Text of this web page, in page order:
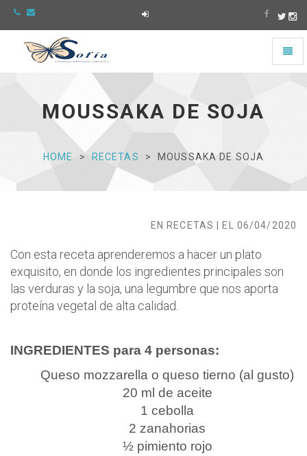
página
MOUSSAKA DE SOJA
HOME RECETAS MOUSSAKA DE SOJA
EN RECETAS | EL 06/04/2020
Con esta receta aprenderemos a hacer un plato
exquisito, en donde los ingredientes principales son
las verduras y la soja, una legumbre que nos aporta
proteína vegetal de alta calidad.
INGREDIENTES para 4 personas:
Queso mozzarella o queso tierno (al gusto)
20 ml de aceite
1 cebolla
2 zanahorias
½ pimiento rojo